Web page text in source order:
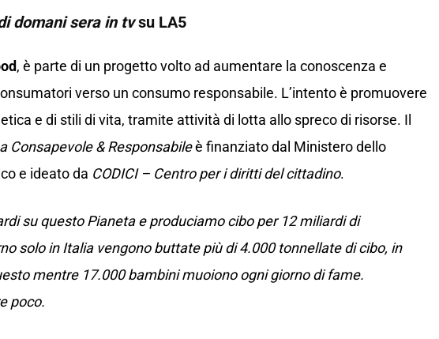
domani sera in tvsu LA5
, è parte di un progetto volto ad aumentare la conoscenza e
verso un consumo responsabile. L’intento è promuovere
e di stili di vita, tramite attività di lotta allo spreco di risorse. Il
Consapevole & Responsabileè finanziato dal Ministero dello
e ideato da CODICI – Centro per i diritti del cittadino.
su questo Pianeta e produciamo cibo per 12 miliardi di
solo in Italia vengono buttate più di 4.000 tonnellate di cibo, in
mentre 17.000 bambini muoiono ogni giorno di fame.
poco.